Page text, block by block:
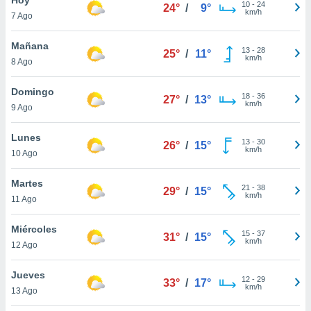
en
más
nuestra
de
cookies
aceptar
7 Ago
24° / 9° 10- 24
km/h
Mañana
8 Ago
25° / 11° 13- 28
km/h
Domingo
9 Ago
27° / 13° 18- 36
km/h
Lunes
10 Ago
26° / 15° 13- 30
km/h
Martes
11 Ago
29° / 15° 21 - 38
km/h
Miércoles
12 Ago
31° / 15° 15- 37
km/h
Jueves
13 Ago
33° / 17° 12- 29
km/h